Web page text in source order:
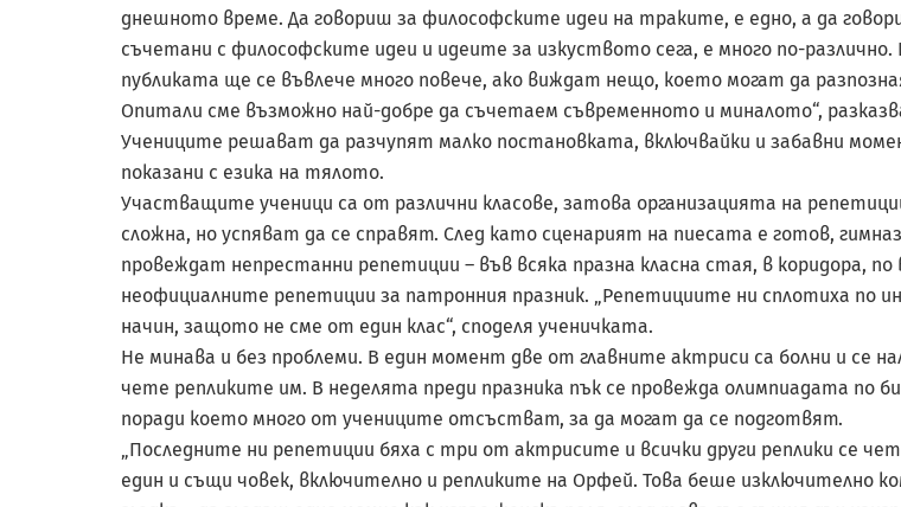
днешното време. Да говориш за философските идеи на траките, е едно, а да
съчетани с философските идеи и идеите за изкуството сега, е много по-различно.
публиката ще се въвлече много повече, ако виждат нещо, което могат да
Опитали сме възможно най-добре да съчетаем съвременното и миналото“,
Учениците решават да разчупят малко постановката, включвайки и забавни
показани с езика на тялото.
Участващите ученици са от различни класове, затова организацията на
сложна, но успяват да се справят. След като сценарият на пиесата е готов,
провеждат непрестанни репетиции – във всяка празна класна стая, в коридора, по
неофициалните репетиции за патронния празник. „Репетициите ни сплотиха по
начин, защото не сме от един клас“, споделя ученичката.
Не минава и без проблеми. В един момент две от главните актриси са болни и се
чете репликите им. В неделята преди празника пък се провежда олимпиадата по
поради което много от учениците отсъстват, за да могат да се подготвят.
„Последните ни репетиции бяха с три от актрисите и всички други реплики се
един и същи човек, включително и репликите на Орфей. Това беше изключително